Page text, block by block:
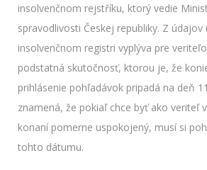
insolvenčnom rejstříku, ktorý vedie
spravodlivosti Českej republiky. Z údajov
insolvenčnom registri vyplýva pre
podstatná skutočnosť, ktorou je, že
prihlásenie pohľadávok pripadá na deň
znamená, že pokiaľ chce byť ako veriteľ
konaní pomerne uspokojený, musí si
tohto dátumu.